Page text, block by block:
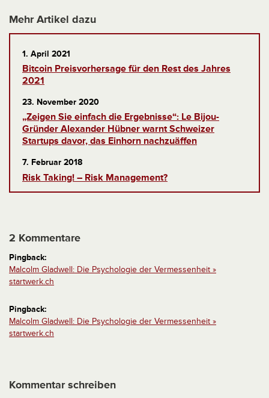
Mehr Artikel dazu
1. April 2021
Bitcoin Preisvorhersage für den Rest des Jahres
2021
23. November 2020
„Zeigen Sie einfach die Ergebnisse“: Le Bijou-
Gründer Alexander Hübner warnt Schweizer
Startups davor, das Einhorn nachzuäffen
7. Februar 2018
Risk Taking! – Risk Management?
2 Kommentare
Pingback:
Malcolm Gladwell: Die Psychologie der Vermessenheit »
startwerk.ch
Pingback:
Malcolm Gladwell: Die Psychologie der Vermessenheit »
startwerk.ch
Kommentar schreiben